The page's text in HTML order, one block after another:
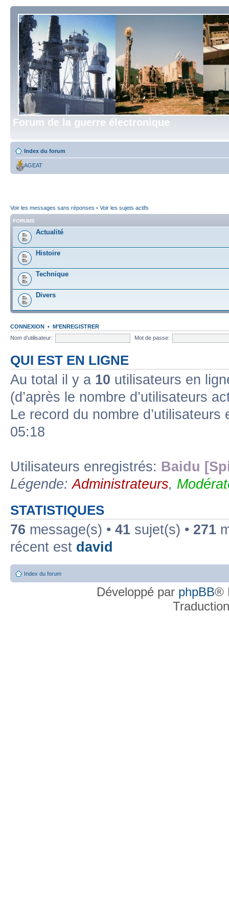
Forum de la guerre électronique
Index du forum
AGEAT
Voir les messages sans réponses • Voir les sujets actifs
FORUMS
Actualité
Histoire
Technique
Divers
CONNEXION • M’ENREGISTRER
Nom d’utilisateur:
Mot de passe:
QUI EST EN LIGNE
Au total il y a 10 utilisateurs en
(d’après le nombre d’utilisateurs
Le record du nombre
05:18
Utilisateurs enregistrés: Baidu
Légende:Administrateurs,
STATISTIQUES
76 message(s) • 41 sujet(s) • 271
récent est david
Index du forum
Développé par phpBB®